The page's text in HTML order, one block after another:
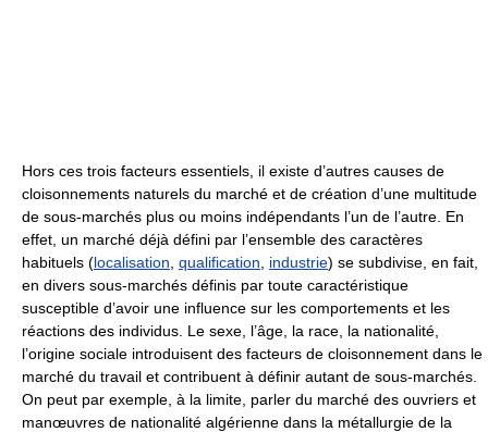
Hors ces trois facteurs essentiels, il existe d’autres causes de
cloisonnements naturels du marché et de création d’une multitude
de sous-marchés plus ou moins indépendants l’un de l’autre. En
effet, un marché déjà défini par l’ensemble des caractères
habituels (localisation qualification industrie) se subdivise, en fait,
en divers sous-marchés définis par toute caractéristique
susceptible d’avoir une influence sur les comportements et les
réactions des individus. Le sexe, l’âge, la race, la nationalité,
l’origine sociale introduisent des facteurs de cloisonnement dans le
marché du travail et contribuent à définir autant de sous-marchés.
On peut par exemple, à la limite, parler du marché des ouvriers et
manœuvres de nationalité algérienne dans la métallurgie de la